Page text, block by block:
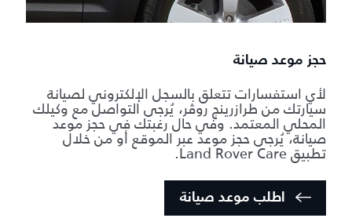
حجز موعد صيانة
لأي استفسارات تتعلق بالسجل الإلكتروني لصيانة
سيارتك من طرازرينج روڤر، يُرجى التواصل مع وكيلك
المحلي المعتمد. وفي حال رغبتك في حجز موعد
صيانة، يُرجى حجز موعد عبر الموقع أو من خلال
تطبيق Land Rover Care.
اطلب موعد صيانة